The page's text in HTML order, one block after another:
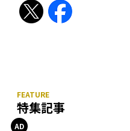
特集記事